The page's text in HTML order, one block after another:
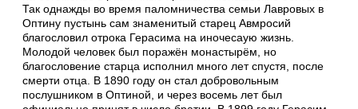
Так однажды во время паломничества семьи Лавровых в
Оптину пустынь сам знаменитый старец Авмросий
благословил отрока Герасима на иночесаую жизнь.
Молодой человек был поражён монастырём, но
благословение старца исполнил много лет спустя, после
смерти отца. В 1890 году он стал добровольным
послушником в Оптиной, и через восемь лет был